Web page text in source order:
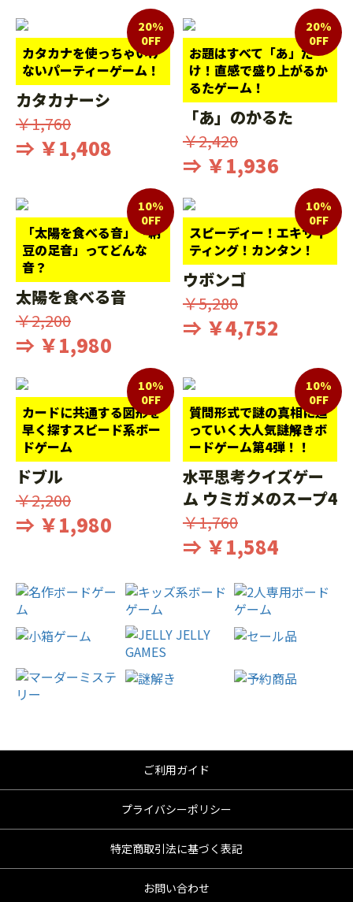
カタカナを使っちゃいけ
ないパーティーゲーム！
20%
0FF
カタカナーシ
￥1,760
⇒ ￥1,408
お題はすべて「あ」だ
け！直感で盛り上がるか
るたゲーム！
20%
0FF
「あ」のかるた
￥2,420
⇒ ￥1,936
「太陽を食べる音」「納
豆の足音」ってどんな
音？
10%
0FF
太陽を食べる音
￥2,200
⇒ ￥1,980
スピーディー！エキサイ
ティング！カンタン！
10%
0FF
ウボンゴ
￥5,280
⇒ ￥4,752
カードに共通する図形を
早く探すスピード系ボー
ドゲーム
10%
0FF
ドブル
￥2,200
⇒ ￥1,980
質問形式で謎の真相に迫
っていく大人気謎解きボ
ードゲーム第4弾！！
10%
0FF
水平思考クイズゲー
ム ウミガメのスープ4
￥1,760
⇒ ￥1,584
ご利用ガイド
プライバシーポリシー
特定商取引法に基づく表記
お問い合わせ